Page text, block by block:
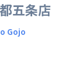
五条店
Gojo